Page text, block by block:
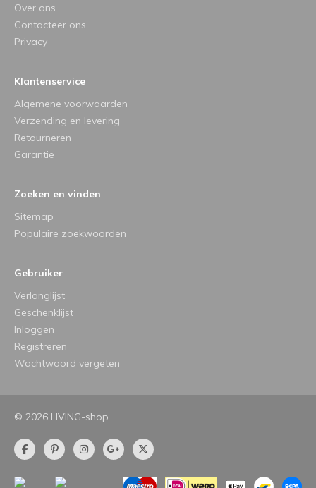
Over ons
Contacteer ons
Privacy
Klantenservice
Algemene voorwaarden
Verzending en levering
Retourneren
Garantie
Zoeken en vinden
Sitemap
Populaire zoekwoorden
Gebruiker
Verlanglijst
Geschenklijst
Inloggen
Registreren
Wachtwoord vergeten
© 2026 LIVING-shop